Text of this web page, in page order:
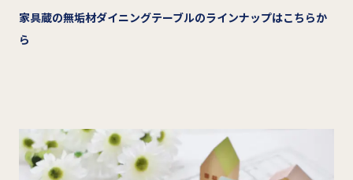
家具蔵の無垢材ダイニングテーブルのラインナップはこちらか
ら